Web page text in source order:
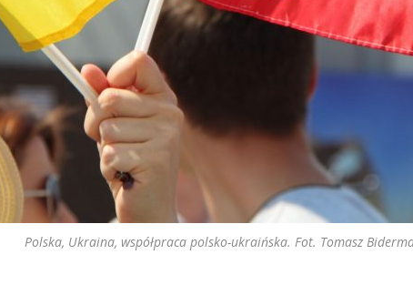
Polska, Ukraina, współpraca polsko-ukraińska. Fot. Tomasz